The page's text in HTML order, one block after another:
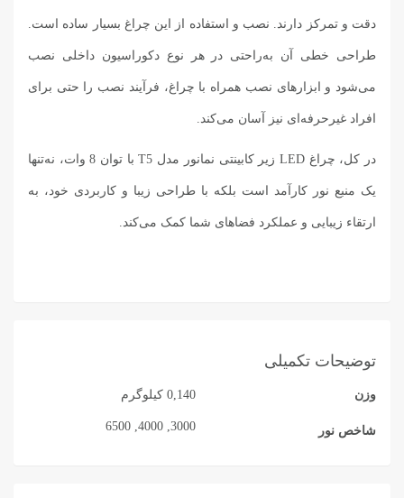
دقت و تمرکز دارند. نصب و استفاده از این چراغ بسیار ساده است.
طراحی خطی آن به‌راحتی در هر نوع دکوراسیون داخلی نصب
می‌شود و ابزارهای نصب همراه با چراغ، فرآیند نصب را حتی برای
افراد غیرحرفه‌ای نیز آسان می‌کند.
در کل، چراغ LED زیر کابینتی نمانور مدل T5 با توان 8 وات، نه‌تنها
یک منبع نور کارآمد است بلکه با طراحی زیبا و کاربردی خود، به
ارتقاء زیبایی و عملکرد فضاهای شما کمک می‌کند.
توضیحات تکمیلی
وزن 0,140 کیلوگرم
شاخص نور 3000, 4000, 6500